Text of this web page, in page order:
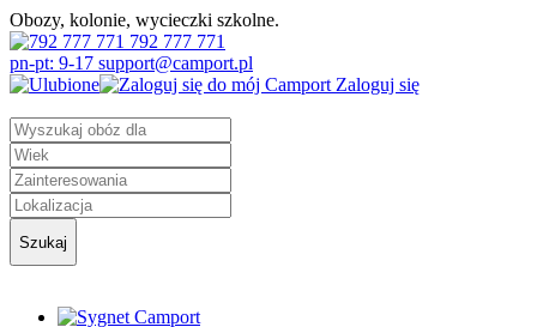
Obozy, kolonie, wycieczki szkolne.
792 777 771
pn-pt: 9-17 support@camport.pl
Zaloguj się
Szukaj